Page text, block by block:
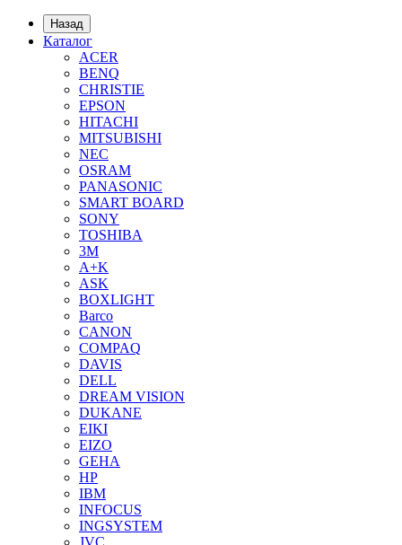
Назад
Каталог
ACER
BENQ
CHRISTIE
EPSON
HITACHI
MITSUBISHI
NEC
OSRAM
PANASONIC
SMART BOARD
SONY
TOSHIBA
3М
A+K
ASK
BOXLIGHT
Barco
CANON
COMPAQ
DAVIS
DELL
DREAM VISION
DUKANE
EIKI
EIZO
GEHA
HP
IBM
INFOCUS
INGSYSTEM
JVC